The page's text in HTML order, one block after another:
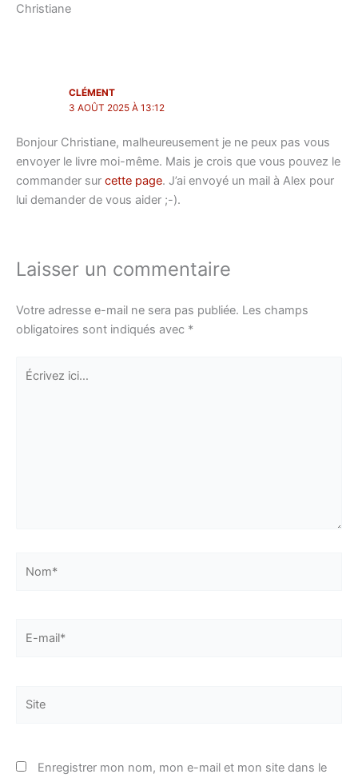
Christiane
CLÉMENT
3 AOÛT 2025 À 13:12
Bonjour Christiane, malheureusement je ne peux pas vous
envoyer le livre moi-même. Mais je crois que vous pouvez le
commander sur cette page. J’ai envoyé un mail à Alex pour
lui demander de vous aider ;-).
Laisser un commentaire
Votre adresse e-mail ne sera pas publiée. Les champs
obligatoires sont indiqués avec *
Écrivez
ici…
mail*
Enregistrer mon nom, mon e-mail et mon site dans le